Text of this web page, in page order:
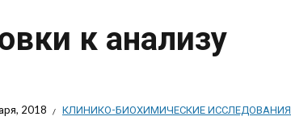
к анализу
2018 КЛИНИКО-БИОХИМИЧЕСКИЕ ИССЛЕДОВАНИЯ